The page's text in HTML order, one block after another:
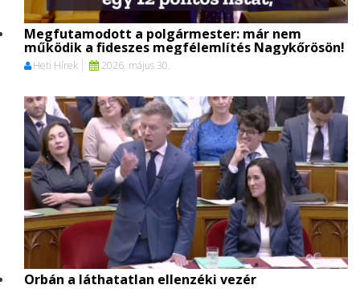
Megfutamodott a polgármester: már nem
működik a fideszes megfélemlítés Nagykőrösön!
Heti Hírek 2026. május 30.
Orbán a láthatatlan ellenzéki vezér